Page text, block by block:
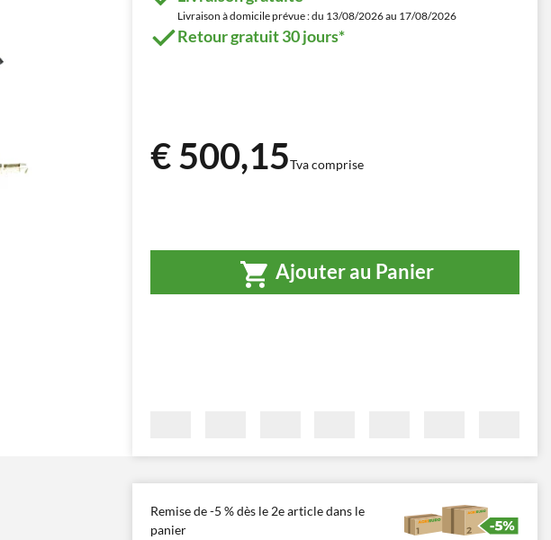
Livraison à domicile prévue : du 13/08/2026 au 17/08/2026
Retour gratuit 30 jours*
€ 500,15Tva comprise
Ajouter au Panier
Remise de -5 % dès le 2e article dans le
panier